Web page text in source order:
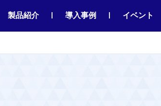
製品紹介 | 導入事例 | イベント